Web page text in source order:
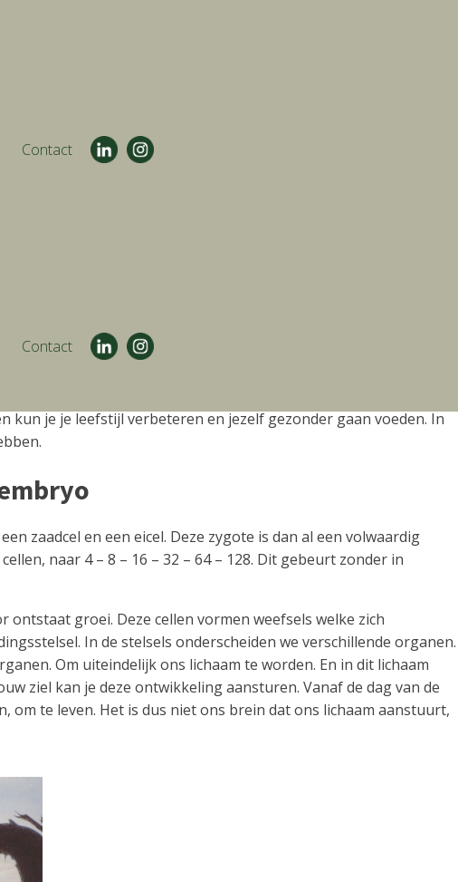
Contact
Contact
kun je je leefstijl verbeteren en jezelf gezonder gaan voeden. In
zaadcel en een eicel. Deze zygote is dan al een volwaardig
naar 4 – 8 – 16 – 32 – 64 – 128. Dit gebeurt zonder in
groei. Deze cellen vormen weefsels welke zich
In de stelsels onderscheiden we verschillende organen.
Om uiteindelijk ons lichaam te worden. En in dit lichaam
ziel kan je deze ontwikkeling aansturen. Vanaf de dag van de
om te leven. Het is dus niet ons brein dat ons lichaam aanstuurt,